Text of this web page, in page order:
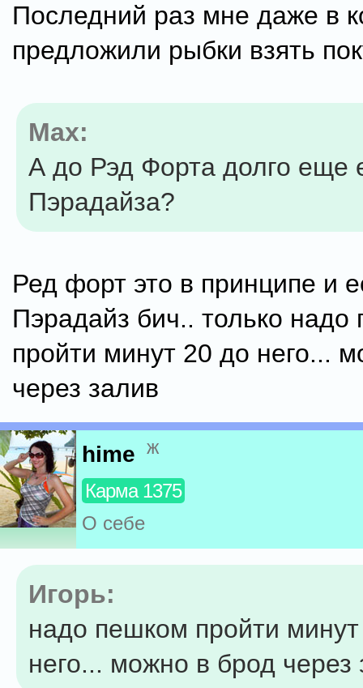
Последний раз мне даже в
предложили рыбки взять
Max:
А до Рэд Форта долго еще
Пэрадайза?
Ред форт это в принципе и
Пэрадайз бич.. только надо
пройти минут 20 до него...
через залив
hime ж
Карма 1375
О себе
Игорь:
надо пешком пройти
него... можно в брод через